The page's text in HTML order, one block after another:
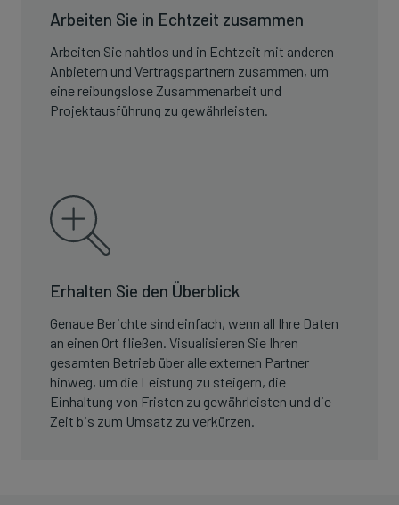
Arbeiten Sie in Echtzeit zusammen
Arbeiten Sie nahtlos und in Echtzeit mit anderen
Anbietern und Vertragspartnern zusammen, um
eine reibungslose Zusammenarbeit und
Projektausführung zu gewährleisten.
Erhalten Sie den Überblick
Genaue Berichte sind einfach, wenn all Ihre Daten
an einen Ort fließen. Visualisieren Sie Ihren
gesamten Betrieb über alle externen Partner
hinweg, um die Leistung zu steigern, die
Einhaltung von Fristen zu gewährleisten und die
Zeit bis zum Umsatz zu verkürzen.